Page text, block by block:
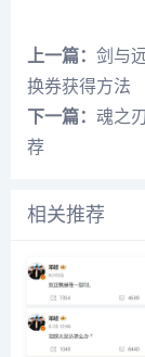
上一篇： 剑与
换券获得方法
下一篇： 魂之
荐
相关推荐